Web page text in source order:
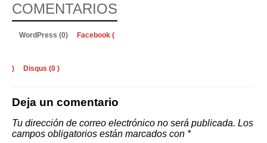
COMENTARIOS
WordPress (0) Facebook (
) Disqus (0 )
Deja un comentario
Tu dirección de correo electrónico no será publicada. Los
campos obligatorios están marcados con *